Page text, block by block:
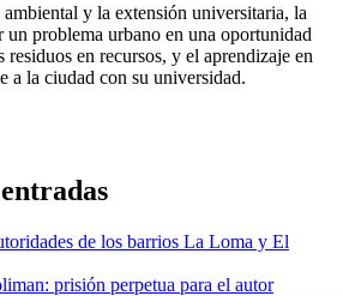
y la extensión universitaria, la
problema urbano en una oportunidad
en recursos, y el aprendizaje en
a la ciudad con su universidad.
de los barrios La Loma y El
prisión perpetua para el autor